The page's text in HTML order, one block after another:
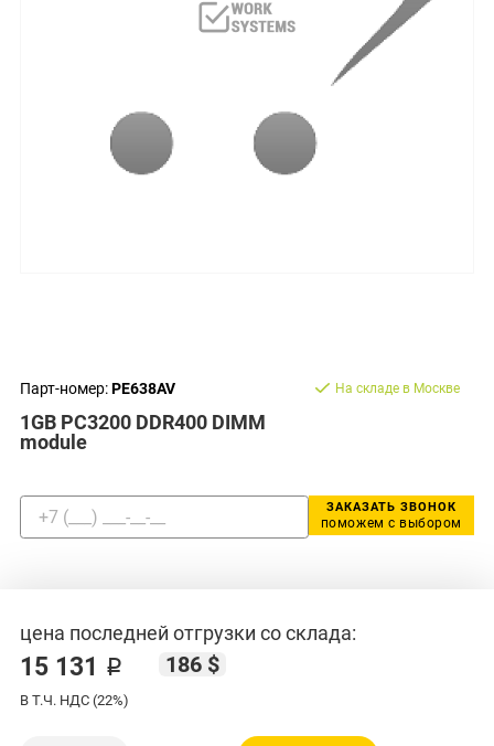
Парт-номер:PE638AV
1GB PC3200 DDR400 DIMM
module
На складе в Москве
ЗАКАЗАТЬ ЗВОНОК
поможем с выбором
цена последней отгрузки со склада:
15 131 ₽ 186 $
В Т.Ч. НДС (22%)